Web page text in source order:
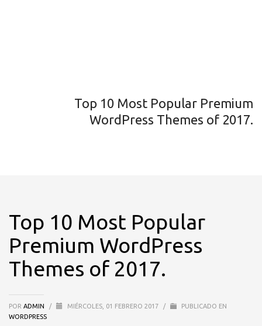
Top 10 Most Popular Premium
WordPress Themes of 2017.
Top 10 Most Popular
Premium WordPress
Themes of 2017.
POR ADMIN / MIÉRCOLES, 01 FEBRERO 2017 /
PUBLICADO EN
WORDPRESS